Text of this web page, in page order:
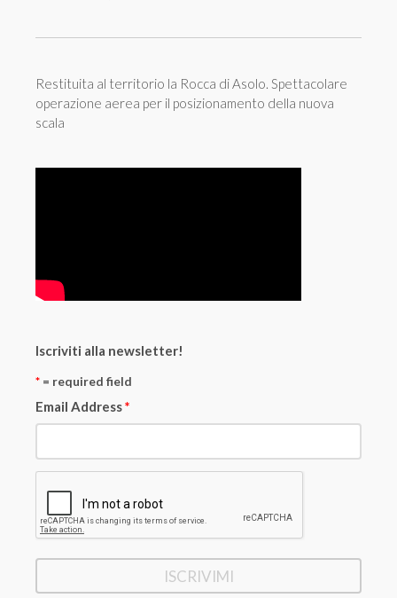
Restituita al territorio la Rocca di Asolo. Spettacolare
operazione aerea per il posizionamento della nuova
scala
Iscriviti alla newsletter!
* = required field
Email Address*